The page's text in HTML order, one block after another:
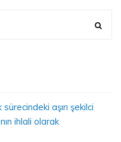
aşırı şekilci
ihlali olarak